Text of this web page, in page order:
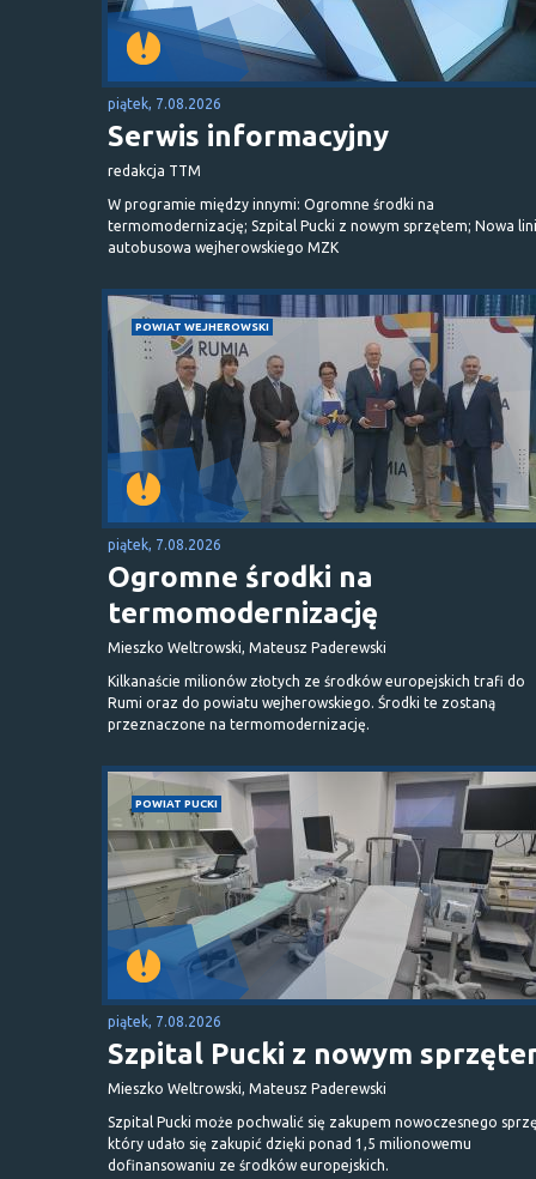
piątek, 7.08.2026
Serwis informacyjny
redakcja TTM
W programie między innymi: Ogromne środki na
termomodernizację; Szpital Pucki z nowym sprzętem; Nowa
autobusowa wejherowskiego MZK
POWIAT WEJHEROWSKI
piątek, 7.08.2026
Ogromne środki na
termomodernizację
Mieszko Weltrowski, Mateusz Paderewski
Kilkanaście milionów złotych ze środków europejskich trafi do
Rumi oraz do powiatu wejherowskiego. Środki te zostaną
przeznaczone na termomodernizację.
POWIAT PUCKI
piątek, 7.08.2026
Szpital Pucki z nowym
Mieszko Weltrowski, Mateusz Paderewski
Szpital Pucki może pochwalić się zakupem nowoczesnego
który udało się zakupić dzięki ponad 1,5 milionowemu
dofinansowaniu ze środków europejskich.